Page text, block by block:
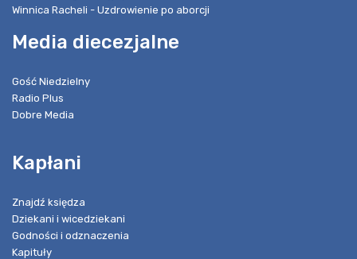
Winnica Racheli - Uzdrowienie po aborcji
Media diecezjalne
Gość Niedzielny
Radio Plus
Dobre Media
Kapłani
Znajdź księdza
Dziekani i wicedziekani
Godności i odznaczenia
Kapituły